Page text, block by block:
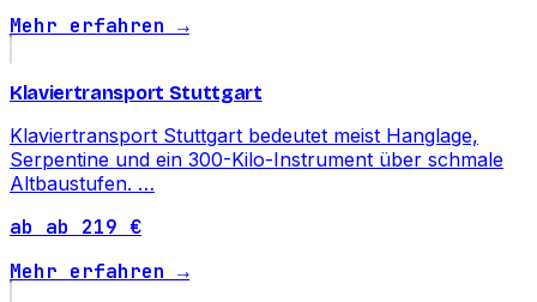
Mehr erfahren →
Klaviertransport Stuttgart
Klaviertransport Stuttgart bedeutet meist Hanglage,
Serpentine und ein 300-Kilo-Instrument über schmale
Altbaustufen. …
ab ab 219 €
Mehr erfahren →